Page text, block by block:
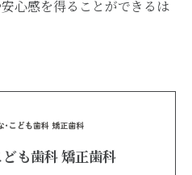
心感を得ることができるは
も歯科 矯正歯科